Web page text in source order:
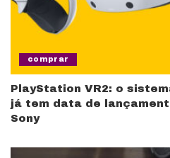
comprar
PlayStation VR2: o
já tem data de
Sony